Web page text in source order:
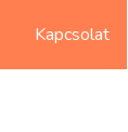
Kapcsolat